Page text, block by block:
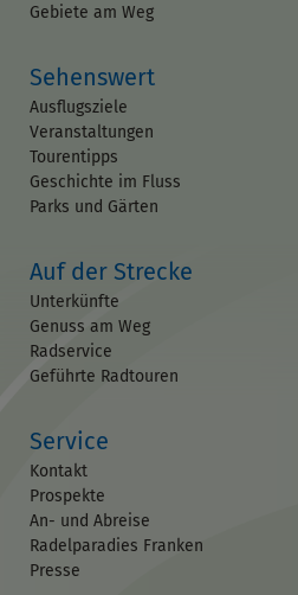
Gebiete am Weg
Sehenswert
Ausflugsziele
Veranstaltungen
Tourentipps
Geschichte im Fluss
Parks und Gärten
Auf der Strecke
Unterkünfte
Genuss am Weg
Radservice
Geführte Radtouren
Service
Kontakt
Prospekte
An- und Abreise
Radelparadies Franken
Presse